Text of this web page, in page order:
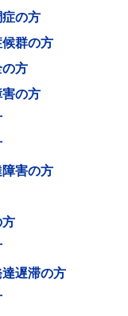
の方
群の方
方
の方
害の方
遅滞の方